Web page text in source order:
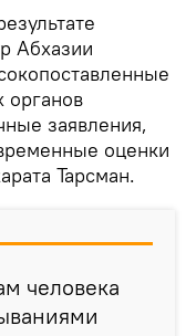
Абхазии
органов
заявления,
оценки
Тарсман.
человека